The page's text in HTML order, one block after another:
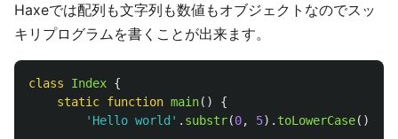
Haxeでは配列も文字列も数値もオブジェクトなのでスッ
キリプログラムを書くことが出来ます。
class Index {
static function main()
{
'Hello world' . substr(0, 5). toLowerCase();